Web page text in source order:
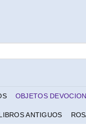
OBJETOS
ANTIGUOS